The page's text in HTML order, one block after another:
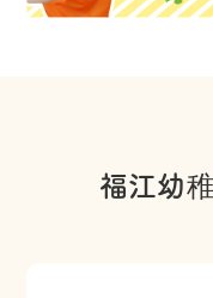
福江幼